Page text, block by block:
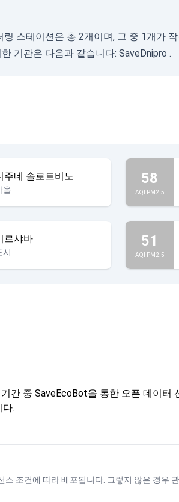
스테이션은 총 2개이며, 그 중 1개가
기관은 다음과 같습니다: SaveDnipro .
주네 솔로트비노
을
58
AQI PM2.5
르샤바
시
51
AQI PM2.5
간 중 SaveEcoBot을 통한 오픈 데이
.
스 조건에 따라 배포됩니다. 그렇지 않은 경우